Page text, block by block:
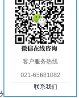
布方面存在差
客户服务热线
021-65681082
联系我们